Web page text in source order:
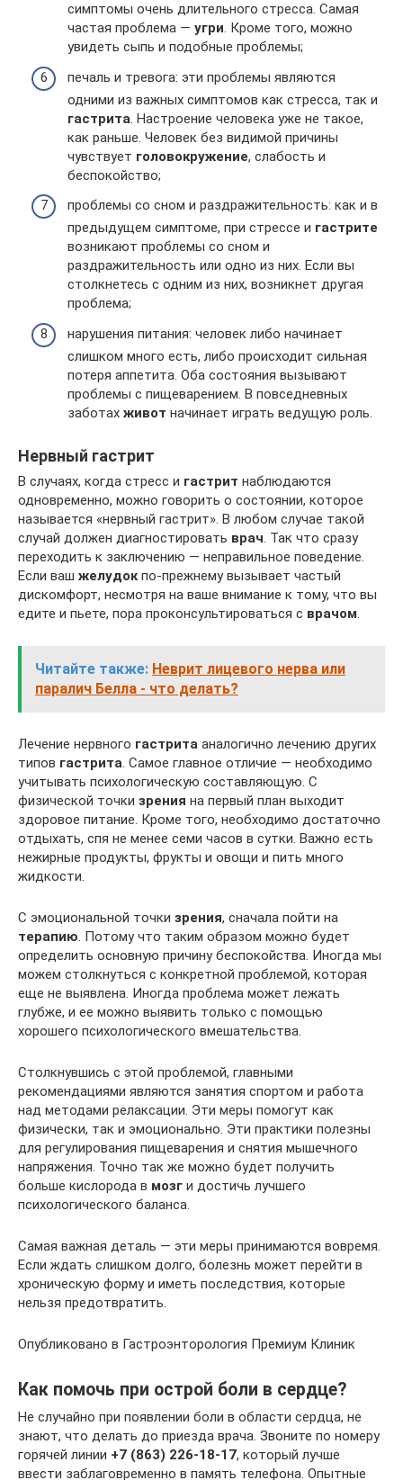
симптомы очень длительного стресса. Самая
частая проблема — угри. Кроме того, можно
увидеть сыпь и подобные проблемы;
печаль и тревога: эти проблемы являются
одними из важных симптомов как стресса, так и
гастрита. Настроение человека уже не такое,
как раньше. Человек без видимой причины
чувствует головокружение, слабость и
беспокойство;
проблемы со сном и раздражительность: как и в
предыдущем симптоме, при стрессе и гастрите
возникают проблемы со сном и
раздражительность или одно из них. Если вы
столкнетесь с одним из них, возникнет другая
проблема;
нарушения питания: человек либо начинает
слишком много есть, либо происходит сильная
потеря аппетита. Оба состояния вызывают
проблемы с пищеварением. В повседневных
заботах живот начинает играть ведущую роль.
Нервный гастрит
В случаях, когда стресс и гастрит наблюдаются
одновременно, можно говорить о состоянии, которое
называется «нервный гастрит». В любом случае такой
случай должен диагностировать врач. Так что сразу
переходить к заключению — неправильное поведение.
Если ваш желудокпо-прежнему вызывает частый
дискомфорт, несмотря на ваше внимание к тому, что вы
едите и пьете, пора проконсультироваться с врачом.
Читайте также: Неврит лицевого нерва или
паралич Белла - что делать?
Лечение нервного гастрита аналогично лечению других
типов гастрита. Самое главное отличие — необходимо
учитывать психологическую составляющую. С
физической точки зрения на первый план выходит
здоровое питание. Кроме того, необходимо достаточно
отдыхать, спя не менее семи часов в сутки. Важно есть
нежирные продукты, фрукты и овощи и пить много
жидкости.
С эмоциональной точки зрения, сначала пойти на
терапию. Потому что таким образом можно будет
определить основную причину беспокойства. Иногда мы
можем столкнуться с конкретной проблемой, которая
еще не выявлена. Иногда проблема может лежать
глубже, и ее можно выявить только с помощью
хорошего психологического вмешательства.
Столкнувшись с этой проблемой, главными
рекомендациями являются занятия спортом и работа
над методами релаксации. Эти меры помогут как
физически, так и эмоционально. Эти практики полезны
для регулирования пищеварения и снятия мышечного
напряжения. Точно так же можно будет получить
больше кислорода в мозг и достичь лучшего
психологического баланса.
Самая важная деталь — эти меры принимаются вовремя.
Если ждать слишком долго, болезнь может перейти в
хроническую форму и иметь последствия, которые
нельзя предотвратить.
Опубликовано в Гастроэнторология Премиум Клиник
Как помочь при острой боли в сердце?
Не случайно при появлении боли в области сердца, не
знают, что делать до приезда врача. Звоните по номеру
горячей линии +7 (863) 226-18-17, который лучше
ввести заблаговременно в память телефона. Опытные